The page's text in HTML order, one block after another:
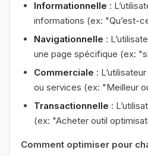
Informationnelle :
informations (ex: "Qu’est-
Navigationnelle :
une page spécifique (ex:
Commerciale :
ou services (ex: "Meilleur
Transactionnelle :
(ex: "Acheter outil
Comment optimiser pour